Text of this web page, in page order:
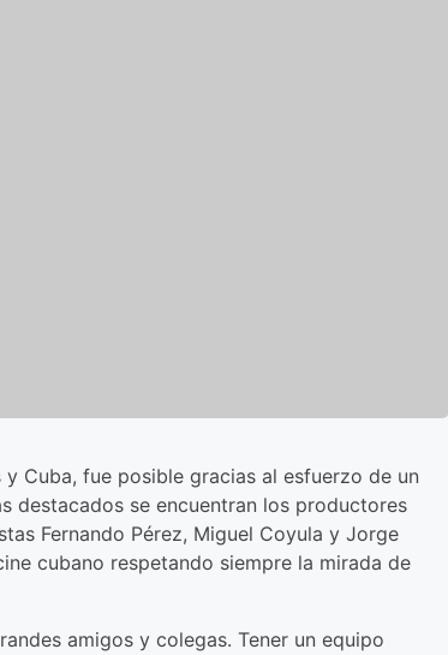
Cuba, fue posible gracias al esfuerzo de un
destacados se encuentran los productores
Fernando Pérez, Miguel Coyula y Jorge
cubano respetando siempre la mirada de
amigos y colegas. Tener un equipo